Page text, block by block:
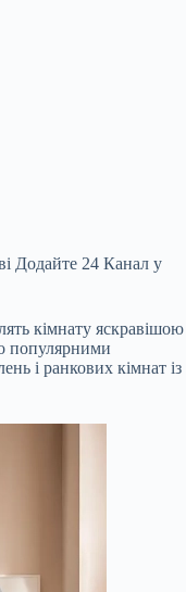
Додайте 24 Канал у
кімнату яскравішою
популярними
і ранкових кімнат із